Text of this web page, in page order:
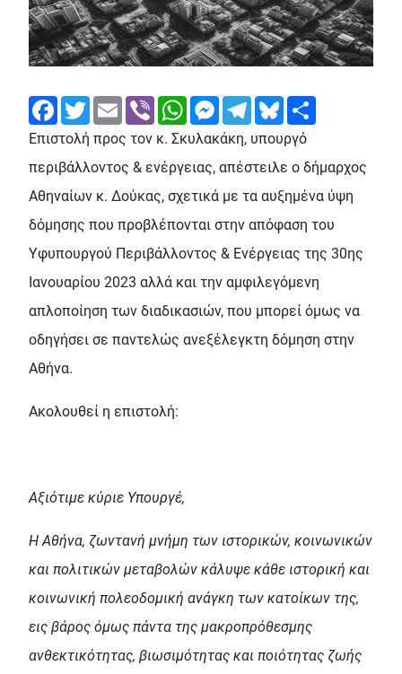
FacebookTwitterEmail Viber WhatsAppMessengerTelegramBluesky
Επιστολή προς τον κ. Σκυλακάκη, υπουργό
περιβάλλοντος & ενέργειας, απέστειλε ο δήμαρχος
Αθηναίων κ. Δούκας, σχετικά με τα αυξημένα ύψη
δόμησης που προβλέπονται στην απόφαση του
Υφυπουργού Περιβάλλοντος & Ενέργειας της 30ης
Ιανουαρίου 2023 αλλά και την αμφιλεγόμενη
απλοποίηση των διαδικασιών, που μπορεί όμως να
οδηγήσει σε παντελώς ανεξέλεγκτη δόμηση στην
Αθήνα.
Ακολουθεί η επιστολή:
Αξιότιμε κύριε Υπουργέ,
Η Αθήνα, ζωντανή μνήμη των ιστορικών, κοινωνικών
και πολιτικών μεταβολών κάλυψε κάθε ιστορική και
κοινωνική πολεοδομική ανάγκη των κατοίκων της,
εις βάρος όμως πάντα της μακροπρόθεσμης
ανθεκτικότητας, βιωσιμότητας και ποιότητας ζωής